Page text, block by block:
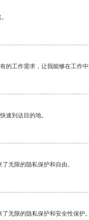
的工作需求，让我能够在工作中
速到达目的地。
无限的隐私保护和自由。
无限的隐私保护和安全性保护。